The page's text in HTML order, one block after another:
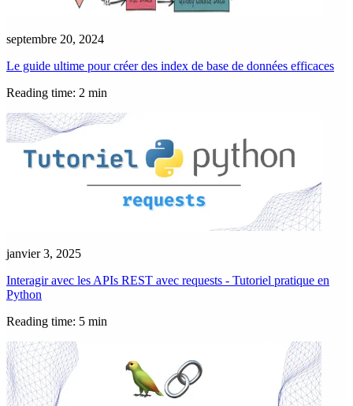
septembre 20, 2024
Le guide ultime pour créer des index de base de données efficaces
Reading time: 2 min
janvier 3, 2025
Interagir avec les APIs REST avec requests - Tutoriel pratique en
Python
Reading time: 5 min